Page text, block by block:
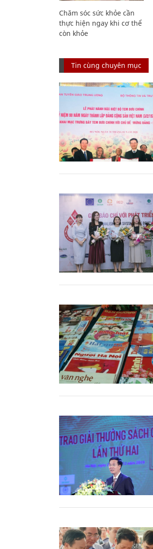
Chăm sóc sức khỏe cần
thực hiện ngay khi cơ thể
còn khỏe
Tin cùng chuyên mục